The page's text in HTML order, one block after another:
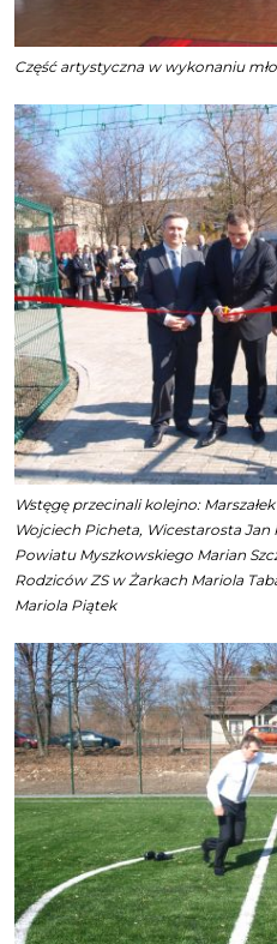
Część artystyczna w wykonaniu
Wstęgę przecinali kolejno:
Wojciech Picheta, Wicestarosta
Powiatu Myszkowskiego Marian
Rodziców ZS w Żarkach Mariola
Mariola Piątek